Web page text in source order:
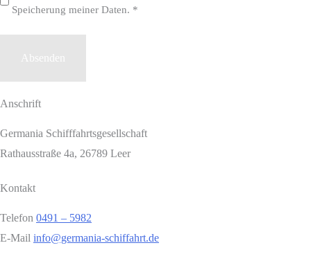
Speicherung meiner Daten. *
Anschrift
Germania Schifffahrtsgesellschaft
Rathausstraße 4a, 26789 Leer
Kontakt
Telefon 0491 – 5982
E-Mail info@germania-schiffahrt.de